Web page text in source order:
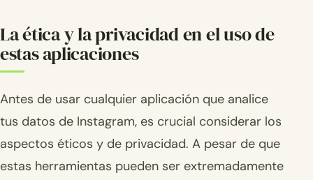
La ética y la privacidad en el uso de
estas aplicaciones
Antes de usar cualquier aplicación que analice
tus datos de Instagram, es crucial considerar los
aspectos éticos y de privacidad. A pesar de que
estas herramientas pueden ser extremadamente